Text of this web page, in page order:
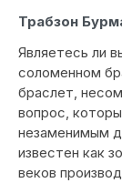
Трабзон
Являетесь ли
соломенном
браслет,
вопрос,
незаменимым
известен как
веков